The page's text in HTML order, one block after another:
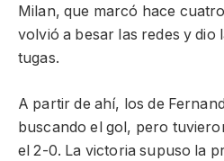
Milan, que marcó hace
volvió a besar las redes y dio
tugas.
A partir de ahí, los de
buscando el gol, pero
el 2-0. La victoria supuso la